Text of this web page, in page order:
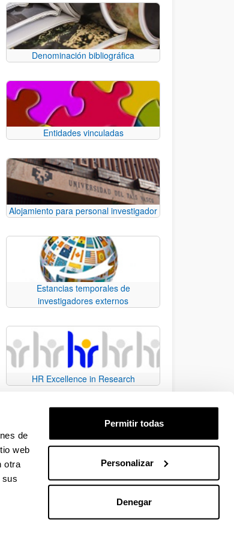
de
web
otra
sus
Permitir todas
Personalizar
Denegar
desplazarse.
Denominación bibliográfica
Entidades vinculadas
Alojamiento para personal investigador
Estancias temporales de
investigadores externos
HR Excellence in Research